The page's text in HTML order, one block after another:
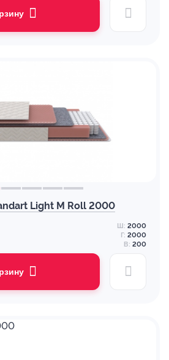
Light M Roll 2000
Ш: 2000
Г: 2000
В: 200